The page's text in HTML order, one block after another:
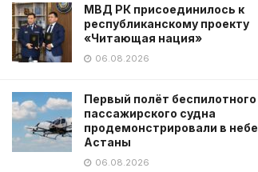
МВД РК присоединилось к
республиканскому проекту
«Читающая нация»
06.08.2026
Первый полёт беспилотного
пассажирского судна
продемонстрировали в небе
Астаны
06.08.2026